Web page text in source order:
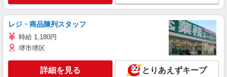
レジ・商品陳列スタッフ
時給 1,180円
堺市堺区
詳細を見る とりあえずキープ